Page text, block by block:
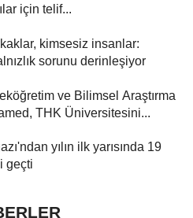
için telif...
kimsesiz insanlar:
sorunu derinleşiyor
ve Bilimsel Araştırma
THK Üniversitesini...
yılın ilk yarısında 19
geçti